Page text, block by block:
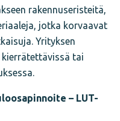
rakennuseristeitä,
jotka korvaavat
Yrityksen
tai
– LUT-